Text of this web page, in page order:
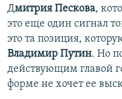
Дмитрия Пескова,
это еще один сигнал
это та позиция,
Владимир Путин. Но
действующим главой
форме не хочет ее